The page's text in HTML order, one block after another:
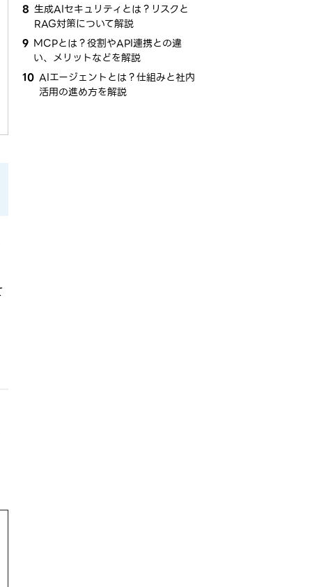
8 生成AIセキュリティとは？リスクと
RAG対策について解説
9 MCPとは？役割やAPI連携との違
い、メリットなどを解説
10 AIエージェントとは？仕組みと社内
活用の進め方を解説